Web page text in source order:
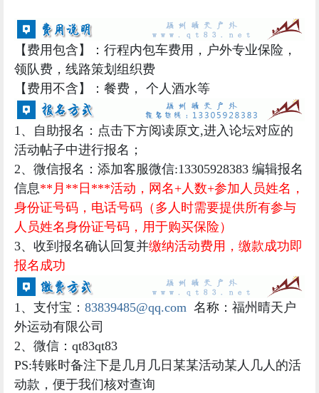
【 费用包含 】： 行程内包车费用，户外专业保险，
领队费，线路策划组织费
【 费用不含 】：餐费， 个人酒水等
1、自助报名：点击下方阅读原文,进入论坛对应的
活动帖子中进行报名；
2、微信报名：添加客服微信:13305928383 编辑报名
信息**月**日***活动，网名+人数+参加人员姓名，
身份证号码，电话号码（多人时需要提供所有参与
人员姓名身份证号码，用于购买保险）
3、收到报名确认回复并缴纳活动费用，缴款成功即
报名成功
1、支付宝： 83839485@qq.com 名称：福州晴天户
外运动有限公司
2、微信：qt83qt83
PS:转账时备注下是几月几日某某活动某人几人的活
动款，便于我们核对查询